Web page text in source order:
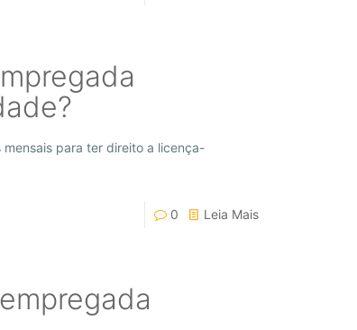
para ter direito a licença-
0 Leia Mais